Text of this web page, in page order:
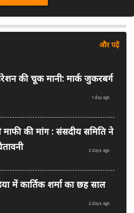
और पढ़ें
की चूक मानी: मार्क जुकरबर्ग
1 day ago
माफी की मांग : संसदीय समिति ने
2 days ago
में कार्तिक शर्मा का छह साल
2 days ago